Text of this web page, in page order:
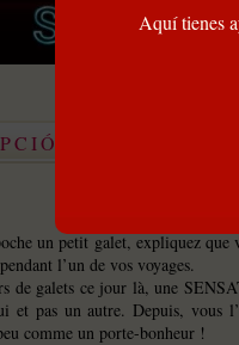
un petit galet, expliquez que
l’un de vos voyages.
de galets ce jour là, une
et pas un autre. Depuis, vous
comme un porte-bonheur !
Aquí tienes